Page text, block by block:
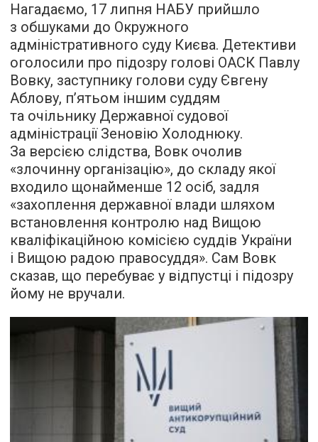
Нагадаємо, 17 липня НАБУ прийшло
з обшуками до Окружного
адміністративного суду Києва. Детективи
оголосили про підозру голові ОАСК Павлу
Вовку, заступнику голови суду Євгену
Аблову, п’ятьом іншим суддям
та очільнику Державної судової
адміністрації Зеновію Холоднюку.
За версією слідства, Вовк очолив
«злочинну організацію», до складу якої
входило щонайменше 12 осіб, задля
«захоплення державної влади шляхом
встановлення контролю над Вищою
кваліфікаційною комісією суддів України
і Вищою радою правосуддя». Сам Вовк
сказав, що перебуває у відпустці і підозру
йому не вручали.